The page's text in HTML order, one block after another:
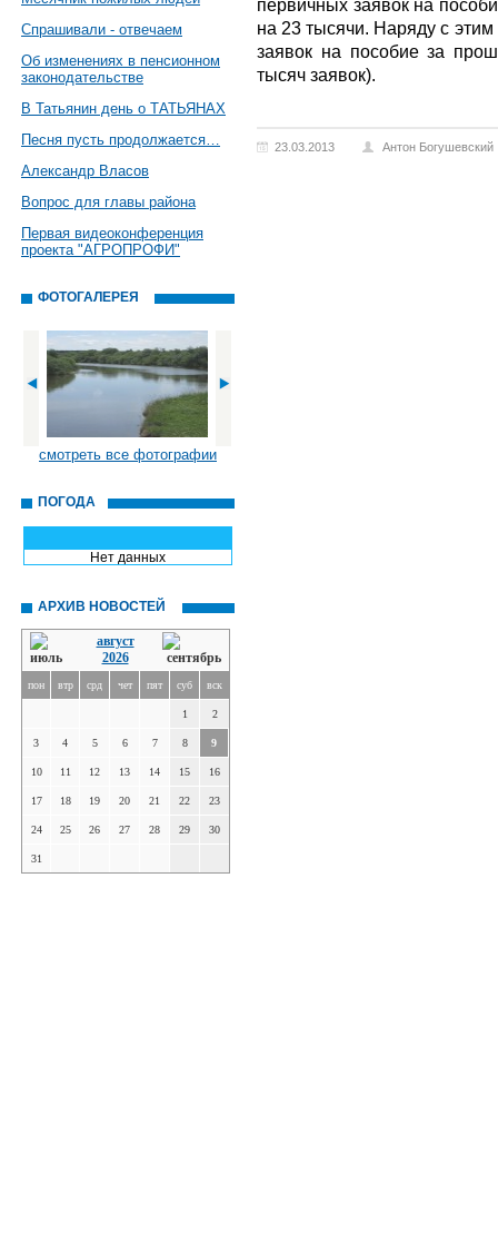
Спрашивали - отвечаем
Об изменениях в пенсионном
законодательстве
В Татьянин день о ТАТЬЯНАХ
Песня пусть продолжается…
Александр Власов
Вопрос для главы района
Первая видеоконференция
проекта "АГРОПРОФИ"
ФОТОГАЛЕРЕЯ
смотреть все фотографии
ПОГОДА
Нет данных
АРХИВ НОВОСТЕЙ
август
2026
пон втр срд чет пят суб вск
1 2
3 4 5 6 7 8 9
10 11 12 13 14 15 16
17 18 19 20 21 22 23
24 25 26 27 28 29 30
31
первичных заявок на
на 23 тысячи. Наряду с
заявок на пособие за
тысяч заявок).
23.03.2013 Антон Богушевский